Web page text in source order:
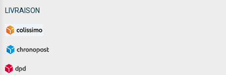
LIVRAISON